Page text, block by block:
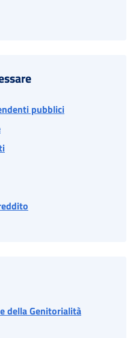
pubblici
della Genitorialità